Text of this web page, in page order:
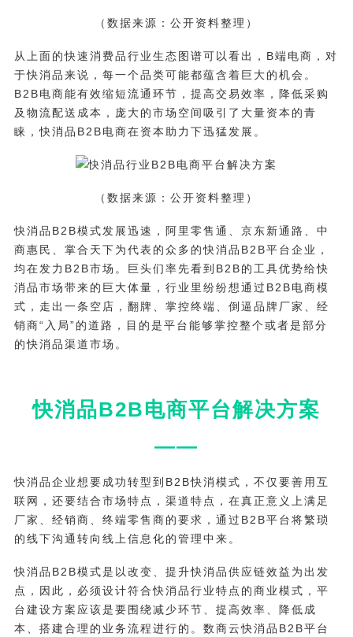
（数据来源：公开资料整理）
从上面的快速消费品行业生态图谱可以看出，B端电商，对
于快消品来说，每一个品类可能都蕴含着巨大的机会。
B2B电商能有效缩短流通环节，提高交易效率，降低采购
及物流配送成本，庞大的市场空间吸引了大量资本的青
睐，快消品B2B电商在资本助力下迅猛发展。
（数据来源：公开资料整理）
快消品B2B模式发展迅速，阿里零售通、京东新通路、中
商惠民、掌合天下为代表的众多的快消品B2B平台企业，
均在发力B2B市场。巨头们率先看到B2B的工具优势给快
消品市场带来的巨大体量，行业里纷纷想通过B2B电商模
式，走出一条空店，翻牌、掌控终端、倒逼品牌厂家、经
销商“入局”的道路，目的是平台能够掌控整个或者是部分
的快消品渠道市场。
快消品B2B电商平台解决方案
——
快消品企业想要成功转型到B2B快消模式，不仅要善用互
联网，还要结合市场特点，渠道特点，在真正意义上满足
厂家、经销商、终端零售商的要求，通过B2B平台将繁琐
的线下沟通转向线上信息化的管理中来。
快消品B2B模式是以改变、提升快消品供应链效益为出发
点，因此，必须设计符合快消品行业特点的商业模式，平
台建设方案应该是要围绕减少环节、提高效率、降低成
本、搭建合理的业务流程进行的。数商云快消品B2B平台